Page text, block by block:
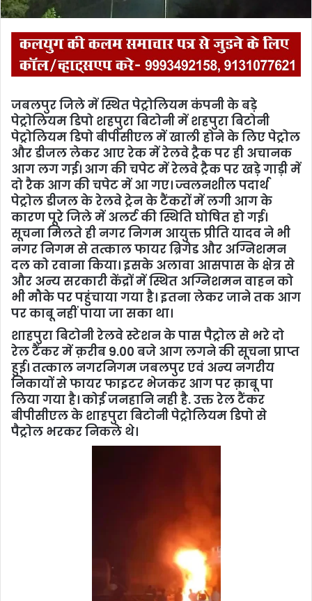
जबलपुर जिले में स्थित पेट्रोलियम कंपनी के बड़े
पेट्रोलियम डिपो शहपुरा बिटोनी में शहपुरा बिटोनी
पेट्रोलियम डिपो बीपीसीएल में खाली होने के लिए पेट्रोल
और डीजल लेकर आए रेक में रेलवे ट्रैक पर ही अचानक
आग लग गई। आग की चपेट में रेलवे ट्रैक पर खड़े गाड़ी में
दो रैक आग की चपेट में आ गए। ज्वलनशील पदार्थ
पेट्रोल डीजल के रेलवे ट्रेन के टैंकरों में लगी आग के
कारण पूरे जिले में अलर्ट की स्थिति घोषित हो गई।
सूचना मिलते ही नगर निगम आयुक्त प्रीति यादव ने भी
नगर निगम से तत्काल फायर ब्रिगेड और अग्निशमन
दल को रवाना किया। इसके अलावा आसपास के क्षेत्र से
और अन्य सरकारी केंद्रों में स्थित अग्निशमन वाहन को
भी मौके पर पहुंचाया गया है। इतना लेकर जाने तक आग
पर काबू नहीं पाया जा सका था।
शाहपुरा बिटोनी रेलवे स्टेशन के पास पैट्रोल से भरे दो
रेल टैंकर में क़रीब 9.00 बजे आग लगने की सूचना प्राप्त
हुई। तत्काल नगरनिगम जबलपुर एवं अन्य नगरीय
निकायों से फायर फाइटर भेजकर आग पर क़ाबू पा
लिया गया है। कोई जनहानि नही है. उक्त रेल टैंकर
बीपीसीएल के शाहपुरा बिटोनी पेट्रोलियम डिपो से
पैट्रोल भरकर निकले थे।